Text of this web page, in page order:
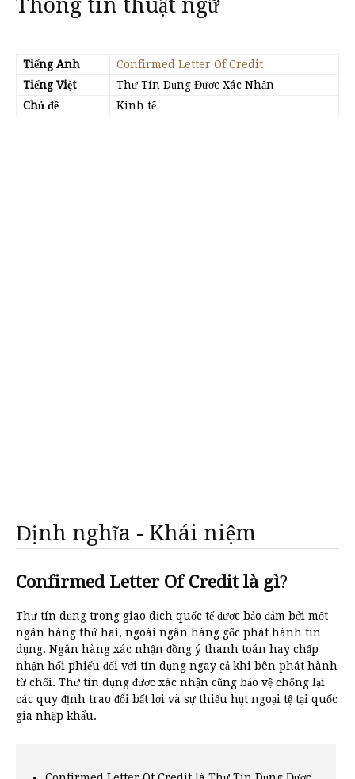
Thông tin thuật ngữ
Tiếng Anh
Confirmed Letter Of Credit
Tiếng Việt
Thư Tín Dụng Được Xác Nhận
Chủ đề
Kinh tế
Định nghĩa - Khái niệm
Confirmed Letter Of Credit là gì?
Thư tín dụng trong giao dịch quốc tế được bảo đảm bởi một
ngân hàng thứ hai, ngoài ngân hàng gốc phát hành tín
dụng. Ngân hàng xác nhận đồng ý thanh toán hay chấp
nhận hối phiếu đối với tín dụng ngay cả khi bên phát hành
từ chối. Thư tín dụng được xác nhận cũng bảo vệ chống lại
các quy định trao đổi bất lợi và sự thiếu hụt ngoại tệ tại quốc
gia nhập khẩu.